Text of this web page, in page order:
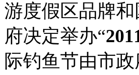
游度假区品牌
府决定举办“
际钓鱼节由市